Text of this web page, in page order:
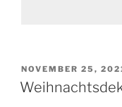
VERÖFFENTLICHT
AM
NOVEMBER 25,